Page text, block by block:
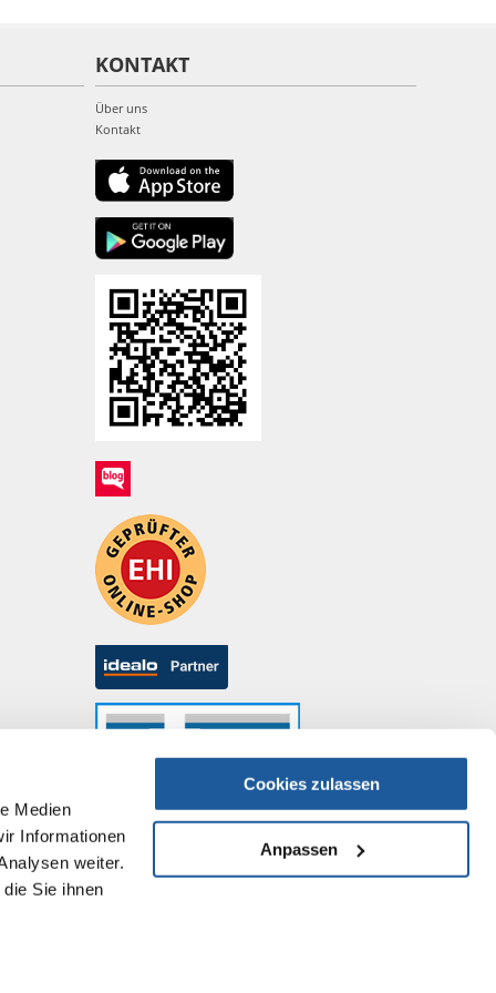
Medien
Informationen
weiter.
Sie ihnen
Cookies zulassen
Anpassen
KONTAKT
Über uns
Kontakt